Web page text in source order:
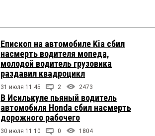
Епископ на автомобиле Kia сбил
насмерть водителя мопеда,
молодой водитель грузовика
раздавил квадроцикл
31 июля 11:45 2 2473
В Исилькуле пьяный водитель
автомобиля Honda сбил насмерть
дорожного рабочего
30 июля 11:10 0 1804